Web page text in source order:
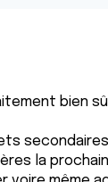
bien
la